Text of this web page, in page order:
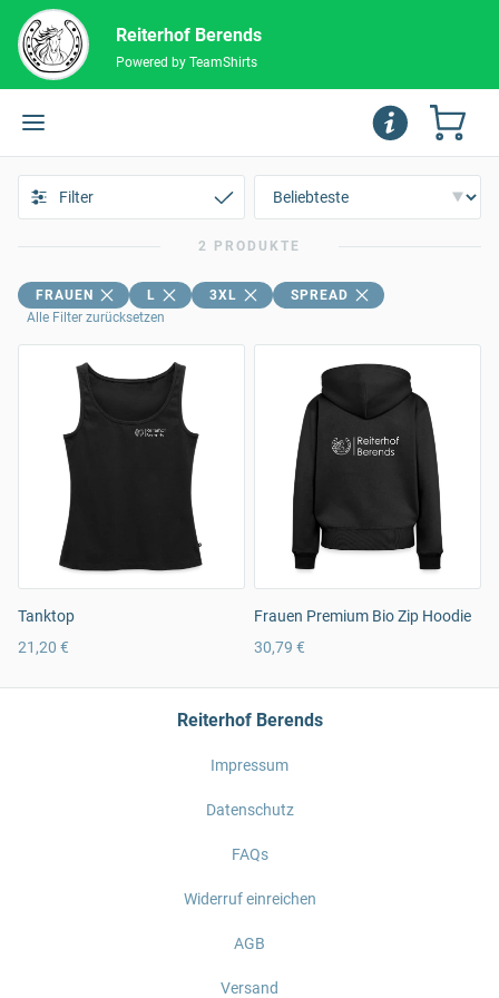
Reiterhof Berends
Powered by TeamShirts
Filter
2 PRODUKTE
FRAUEN L 3XL
SPREAD
Alle Filter zurücksetzen
Tanktop
21,20 €
Frauen Premium Bio Zip Hoodie
30,79 €
Reiterhof Berends
Impressum
Datenschutz
FAQs
Widerruf einreichen
AGB
Versand